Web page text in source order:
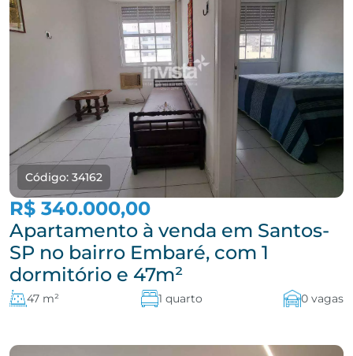
Código: 34162
R$ 340.000,00
Apartamento à venda em Santos-
SP no bairro Embaré, com 1
dormitório e 47m²
47 m² 1 quarto 0 vagas